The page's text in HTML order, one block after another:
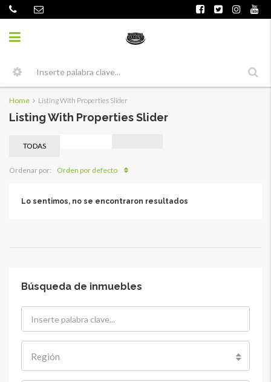
Home Listing With Properties Slider
Listing With Properties Slider
TODAS
Ordenar por: Orden por defecto
Lo sentimos, no se encontraron resultados
Búsqueda de inmuebles
Región